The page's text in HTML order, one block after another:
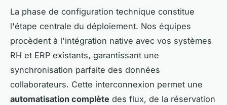
La phase de configuration technique constitue
l'étape centrale du déploiement. Nos équipes
procèdent à l'intégration native avec vos systèmes
RH et ERP existants, garantissant une
synchronisation parfaite des données
collaborateurs. Cette interconnexion permet une
automatisation complète des flux, de la réservation